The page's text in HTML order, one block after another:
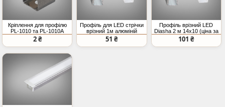
Кріплення для профілю
PL-1010 та PL-1010A
2 ₴
Профіль для LED стрічки
врізний 1м алюміній
14x10мм (ціна за 1 метр)
51 ₴
Профіль врізний LED
Diasha 2 м 14x10 (ціна за
2 метри)
101 ₴